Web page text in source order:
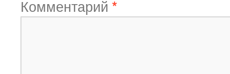
Комментарий *